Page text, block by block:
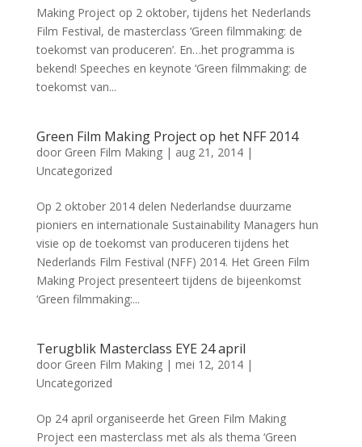
Making Project op 2 oktober, tijdens het Nederlands
Film Festival, de masterclass ‘Green filmmaking: de
toekomst van produceren’. En…het programma is
bekend! Speeches en keynote ‘Green filmmaking: de
toekomst van...
Green Film Making Project op het NFF 2014
door Green Film Making| aug 21, 2014|
Uncategorized
Op 2 oktober 2014 delen Nederlandse duurzame
pioniers en internationale Sustainability Managers hun
visie op de toekomst van produceren tijdens het
Nederlands Film Festival (NFF) 2014. Het Green Film
Making Project presenteert tijdens de bijeenkomst
‘Green filmmaking:...
Terugblik Masterclass EYE 24 april
door Green Film Making| mei 12, 2014|
Uncategorized
Op 24 april organiseerde het Green Film Making
Project een masterclass met als als thema ‘Green